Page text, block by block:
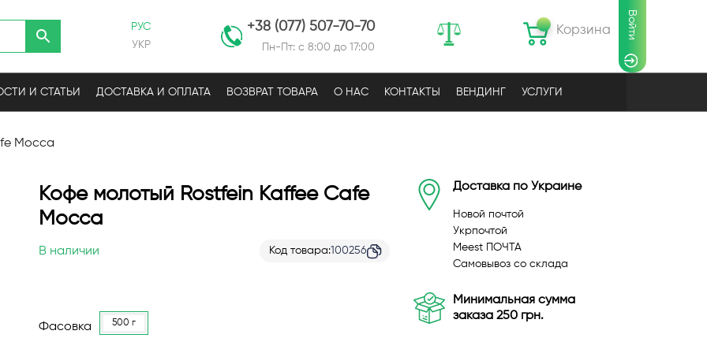
РУС
УКР
+38 (077) 507-70-70
Пн-Пт: с 8:00 до 17:00
Корзина Войти
И СТАТЬИ ДОСТАВКА И ОПЛАТА ВОЗВРАТ ТОВАРА О НАС КОНТАКТЫ ВЕНДИНГ УСЛУГИ
Mocca
Кофе молотый Rostfein Kaffee Cafe
Mocca
В наличии Код товара 100256
Фасовка 500 г
Доставка по Украине
Новой почтой
Укрпочтой
Meest ПОЧТА
Самовывоз со склада
Минимальная сумма
заказа 250 грн.